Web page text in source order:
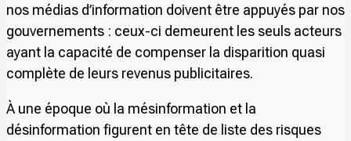
nos médias d’information doivent être appuyés par nos
gouvernements : ceux-ci demeurent les seuls acteurs
ayant la capacité de compenser la disparition quasi
complète de leurs revenus publicitaires.
À une époque où la mésinformation et la
désinformation figurent en tête de liste des risques